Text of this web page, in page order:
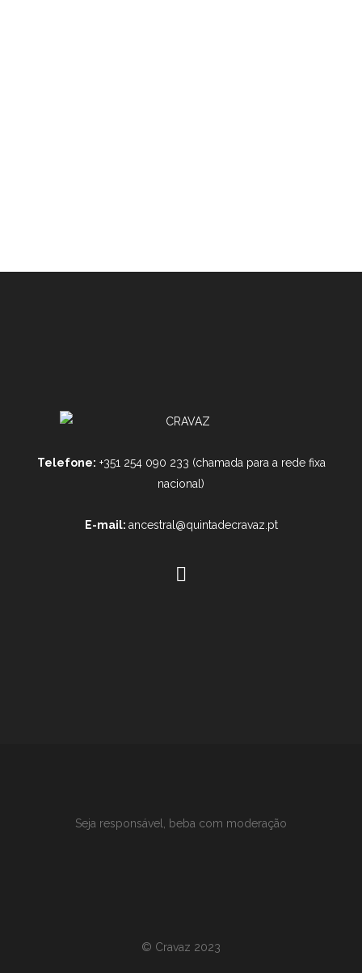
Telefone: +351 254 090 233 (chamada para a rede fixa
nacional)
E-mail: ancestral@quintadecravaz.pt
Seja responsável, beba com moderação
© Cravaz 2023